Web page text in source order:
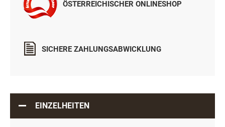
ÖSTERREICHISCHER ONLINESHOP
SICHERE ZAHLUNGSABWICKLUNG
EINZELHEITEN